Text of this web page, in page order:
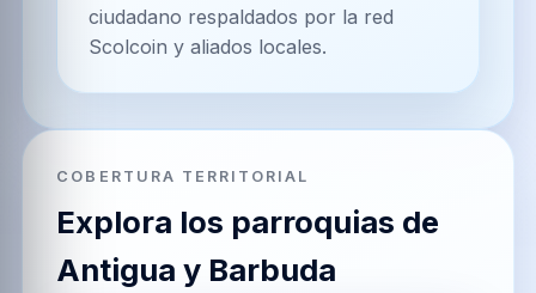
ciudadano respaldados por la red
Scolcoin y aliados locales.
COBERTURA TERRITORIAL
Explora los parroquias de
Antigua y Barbuda